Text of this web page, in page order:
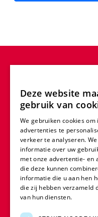
Deze website
gebruik van
We gebruiken cookies om
advertenties te
verkeer te analyseren.
informatie over uw
met onze advertentie- en
die deze kunnen
informatie die u aan hen
die zij hebben verzameld
van hun diensten.